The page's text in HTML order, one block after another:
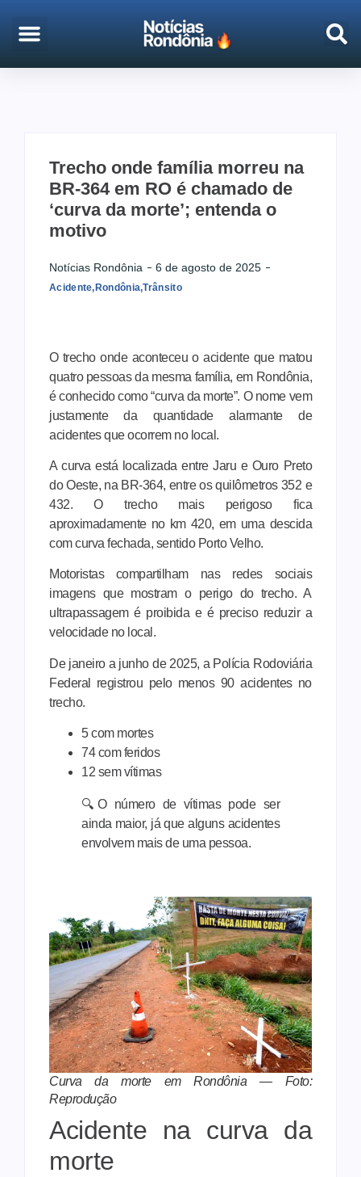
Trecho onde família morreu na
BR-364 em RO é chamado de
‘curva da morte’; entenda o
motivo
Notícias Rondônia 6 de agosto de 2025
Acidente,Rondônia,Trânsito
O trecho onde aconteceu o acidente que matou
quatro pessoas da mesma família, em Rondônia,
é conhecido como “curva da morte”. O nome vem
justamente da quantidade alarmante de
acidentes que ocorrem no local.
A curva está localizada entre Jaru e Ouro Preto
do Oeste, na BR-364, entre os quilômetros 352 e
432. O trecho mais perigoso fica
aproximadamente no km 420, em uma descida
com curva fechada, sentido Porto Velho.
Motoristas compartilham nas redes sociais
imagens que mostram o perigo do trecho. A
ultrapassagem é proibida e é preciso reduzir a
velocidade no local.
De janeiro a junho de 2025, a Polícia Rodoviária
Federal registrou pelo menos 90 acidentes no
trecho.
5 com mortes
74 com feridos
12 sem vítimas
🔍O número de vítimas pode ser
ainda maior, já que alguns acidentes
envolvem mais de uma pessoa.
Curva da morte em Rondônia — Foto:
Reprodução
Acidente na curva da
morte